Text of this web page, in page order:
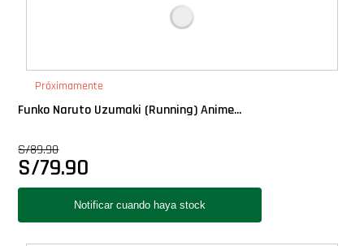
Premium
Star Wars Oferta
Próximamente
Funko Naruto Uzumaki (Running) Anime...
S/89.90
S/79.90